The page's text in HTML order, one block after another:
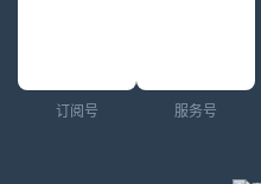
订阅号 服务号